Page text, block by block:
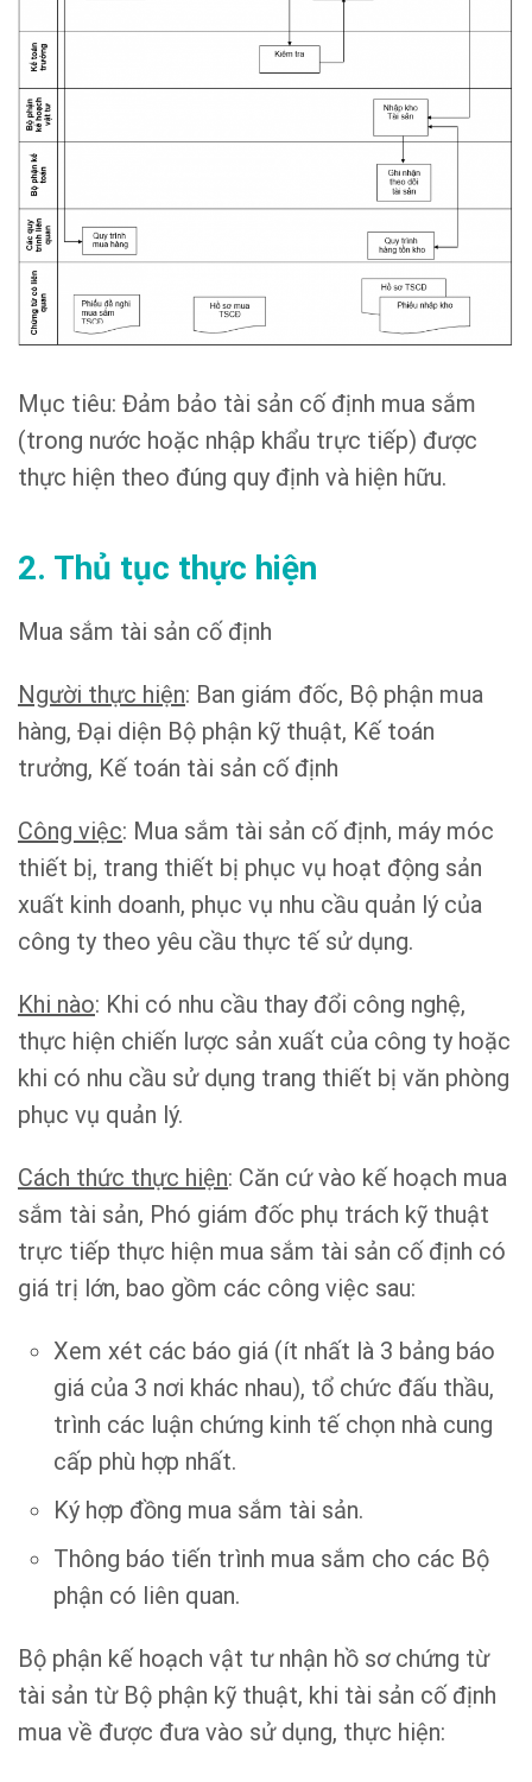
Mục tiêu: Đảm bảo tài sản cố định mua sắm
(trong nước hoặc nhập khẩu trực tiếp) được
thực hiện theo đúng quy định và hiện hữu.
2. Thủ tục thực hiện
Mua sắm tài sản cố định
Người thực hiện: Ban giám đốc, Bộ phận mua
hàng, Đại diện Bộ phận kỹ thuật, Kế toán
trưởng, Kế toán tài sản cố định
Công việc: Mua sắm tài sản cố định, máy móc
thiết bị, trang thiết bị phục vụ hoạt động sản
xuất kinh doanh, phục vụ nhu cầu quản lý của
công ty theo yêu cầu thực tế sử dụng.
Khi nào: Khi có nhu cầu thay đổi công nghệ,
thực hiện chiến lược sản xuất của công ty hoặc
khi có nhu cầu sử dụng trang thiết bị văn phòng
phục vụ quản lý.
Cách thức thực hiện: Căn cứ vào kế hoạch mua
sắm tài sản, Phó giám đốc phụ trách kỹ thuật
trực tiếp thực hiện mua sắm tài sản cố định có
giá trị lớn, bao gồm các công việc sau:
Xem xét các báo giá (ít nhất là 3 bảng báo
giá của 3 nơi khác nhau), tổ chức đấu thầu,
trình các luận chứng kinh tế chọn nhà cung
cấp phù hợp nhất.
Ký hợp đồng mua sắm tài sản.
Thông báo tiến trình mua sắm cho các Bộ
phận có liên quan.
Bộ phận kế hoạch vật tư nhận hồ sơ chứng từ
tài sản từ Bộ phận kỹ thuật, khi tài sản cố định
mua về được đưa vào sử dụng, thực hiện: